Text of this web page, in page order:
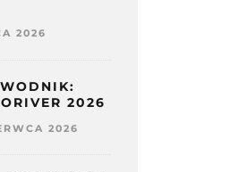
2026
2026
2026